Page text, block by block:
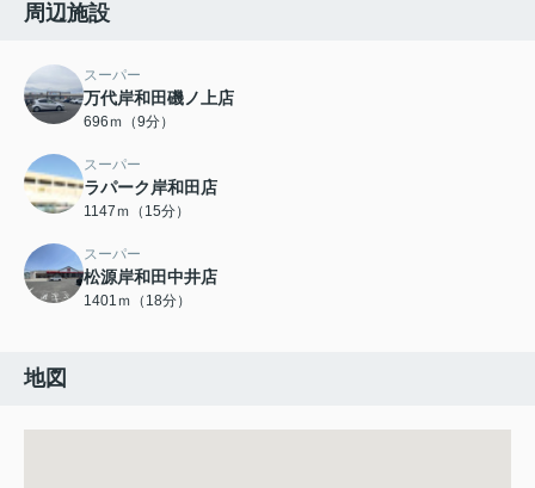
周辺施設
スーパー
万代岸和田磯ノ上店
696ｍ（9分）
スーパー
ラパーク岸和田店
1147ｍ（15分）
スーパー
松源岸和田中井店
1401ｍ（18分）
地図